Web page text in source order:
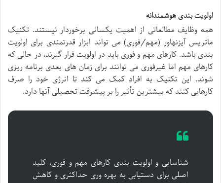
اولویت بندی هوشمندانه
همه وظایف مطالعاتی از اهمیت یکسانی برخوردار نیستند. تکنیک
ماتریس آیزنهاور (مهم/فوری) می تواند ابزار قدرتمندی برای اولویت
بندی باشد. کارهای مهم و فوری باید در اولویت قرار گیرند، در حالی که
کارهای مهم اما غیرفوری می توانند برای زمان های بعدی برنامه ریزی
شوند. این تکنیک به افراد کمک می کند تا انرژی خود را صرف
کارهایی کنند که بیشترین تأثیر را بر پیشرفت تحصیلی آنها دارد.
شناسایی و اولویت بندی کارهای مهم و فوری، کلید
اصلی برای دستیابی به بهره وری حداکثری و کاهش